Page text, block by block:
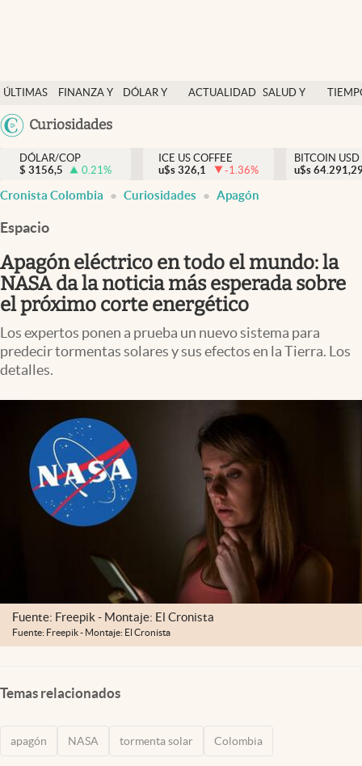
ÚLTIMAS
NOTICIAS
FINANZA Y
DÓLAR Y
ACTUALIDAD SALUD Y
México
Curiosidades
Salud y nutrición
Vida espiritual
Actualidad
Colombia
DÓLAR/COP
$ 3156,5 0.21%
ICE US COFFEE
u$s 326,1 -1.36%
BITCOIN USD
u$s
Cronista Colombia Curiosidades Apagón
Espacio
Apagón eléctrico en todo el mundo: la
NASA da la noticia más esperada sobre
el próximo corte energético
Los expertos ponen a prueba un nuevo sistema para
predecir tormentas solares y sus efectos en la Tierra. Los
detalles.
Fuente: Freepik - Montaje: El Cronista
Fuente: Freepik - Montaje: El Cronista
Temas relacionados
apagón NASA tormenta solar Colombia